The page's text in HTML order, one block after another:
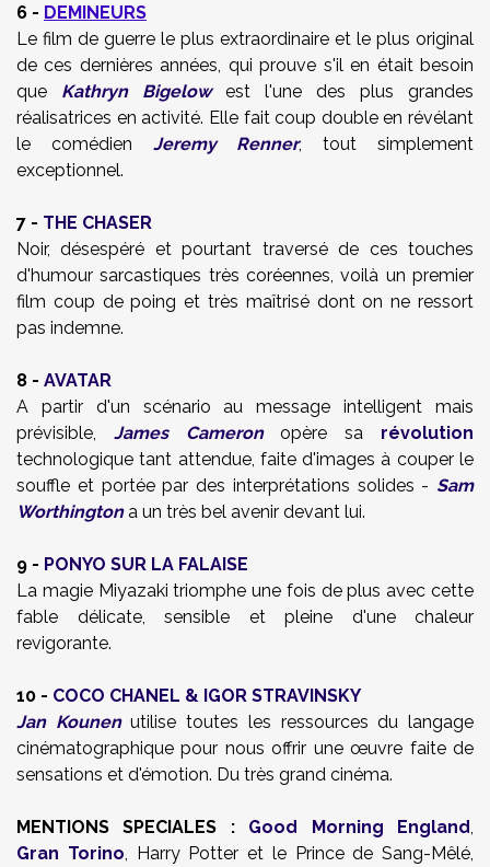
6 - DEMINEURS
Le film de guerre le plus extraordinaire et le plus original
de ces dernières années, qui prouve s'il en était besoin
que Kathryn Bigelowest l'une des plus grandes
réalisatrices en activité. Elle fait coup double en révélant
le comédien Jeremy Renner, tout simplement
exceptionnel.
7 - THE CHASER
Noir, désespéré et pourtant traversé de ces touches
d'humour sarcastiques très coréennes, voilà un premier
film coup de poing et très maîtrisé dont on ne ressort
pas indemne.
8 - AVATAR
A partir d'un scénario au message intelligent mais
prévisible, James Cameronopère sa révolution
technologique tant attendue, faite d'images à couper le
souffle et portée par des interprétations solides - Sam
Worthingtona un très bel avenir devant lui.
9 - PONYO SUR LA FALAISE
La magie Miyazaki triomphe une fois de plus avec cette
fable délicate, sensible et pleine d'une chaleur
revigorante.
10 - COCO CHANEL & IGOR STRAVINSKY
Jan Kounenutilise toutes les ressources du langage
cinématographique pour nous offrir une œuvre faite de
sensations et d'émotion. Du très grand cinéma.
MENTIONS SPECIALES : Good Morning England,
Gran Torino, Harry Potter et le Prince de Sang-Mêlé,